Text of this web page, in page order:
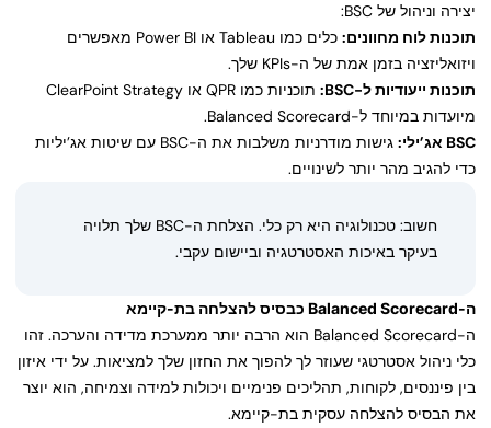
יצירה וניהול של BSC:
תוכנות לוח מחוונים:
כלים כמו Tableau או Power BI מאפשרים
ויזואליזציה בזמן אמת של ה-KPIs שלך.
תוכנות ייעודיות ל-BSC:
תוכניות כמו QPR או ClearPoint Strategy
מיועדות במיוחד ל-Balanced Scorecard.
BSC אג’ילי:
גישות מודרניות משלבות את ה-BSC עם שיטות אג’יליות
כדי להגיב מהר יותר לשינויים.
חשוב: טכנולוגיה היא רק כלי. הצלחת ה-BSC שלך תלויה
בעיקר באיכות האסטרטגיה וביישום עקבי.
ה-Balanced Scorecard כבסיס להצלחה בת-קיימא
ה-Balanced Scorecard הוא הרבה יותר ממערכת מדידה והערכה. זהו
כלי ניהול אסטרטגי שעוזר לך להפוך את החזון שלך למציאות. על ידי איזון
בין פיננסים, לקוחות, תהליכים פנימיים ויכולות למידה וצמיחה, הוא יוצר
את הבסיס להצלחה עסקית בת-קיימא.